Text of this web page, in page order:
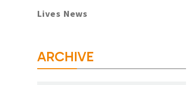
Lives News
ARCHIVE